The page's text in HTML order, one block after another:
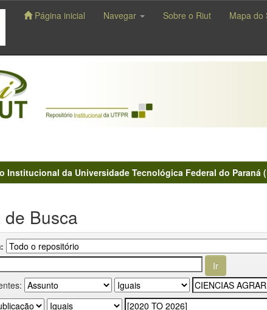
Página inicial Navegar Sobre o Riut Mapa do
Institucional da Universidade Tecnológica Federal do Paraná
de Busca